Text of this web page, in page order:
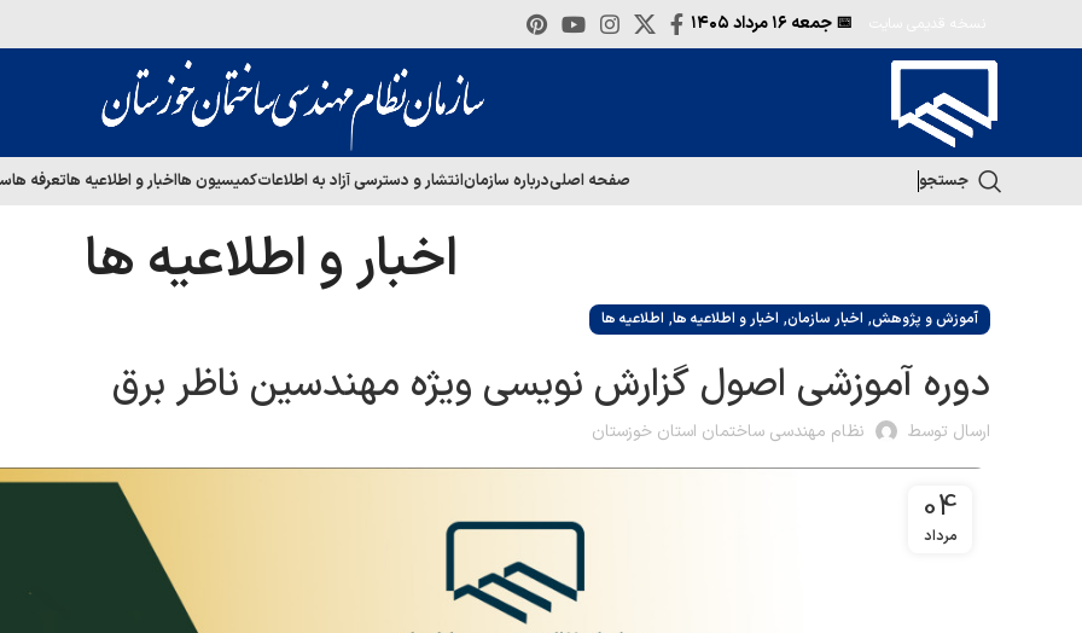
📅 جمعه
جستجو صفحه اصلیدرباره سازمانانتشار و دسترسی آزاد به اطلاعاتکمیسیون هااخبار و اطلاعیه هاتعرفه ها
اخبار و اطلاعیه ها
آموزش و پژوهش, اخبار سازمان, اخبار و اطلاعیه ها, اطلاعیه ها
دوره آموزشی اصول گزارش نویسی ویژه مهندسین ناظر برق
ارسال توسط نظام مهندسی ساختمان استان خوزستان
04
مرداد